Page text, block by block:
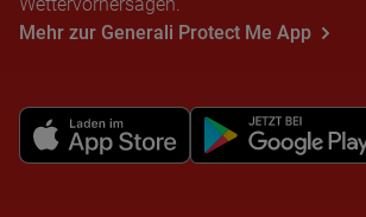
Mehr zur Generali Protect Me App